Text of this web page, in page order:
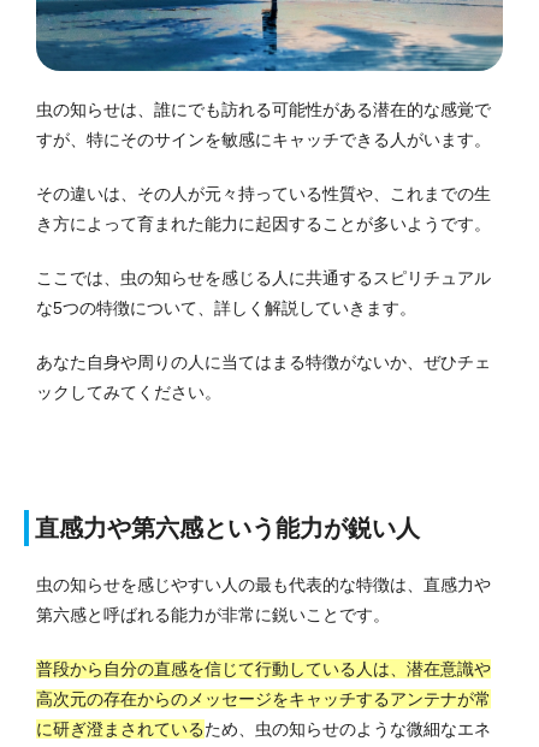
虫の知らせは、誰にでも訪れる可能性がある潜在的な感覚で
すが、特にそのサインを敏感にキャッチできる人がいます。
その違いは、その人が元々持っている性質や、これまでの生
き方によって育まれた能力に起因することが多いようです。
ここでは、虫の知らせを感じる人に共通するスピリチュアル
な5つの特徴について、詳しく解説していきます。
あなた自身や周りの人に当てはまる特徴がないか、ぜひチェ
ックしてみてください。
直感力や第六感という能力が鋭い人
虫の知らせを感じやすい人の最も代表的な特徴は、直感力や
第六感と呼ばれる能力が非常に鋭いことです。
普段から自分の直感を信じて行動している人は、潜在意識や
高次元の存在からのメッセージをキャッチするアンテナが常
に研ぎ澄まされているため、虫の知らせのような微細なエネ